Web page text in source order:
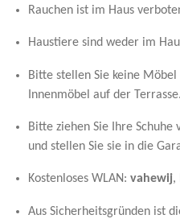
Rauchen ist im Haus
Haustiere sind weder im
Bitte stellen Sie keine
Innenmöbel auf der Terrasse.
Bitte ziehen Sie Ihre Schuhe
und stellen Sie sie in die
Kostenloses WLAN: vahewij,
Aus Sicherheitsgründen ist